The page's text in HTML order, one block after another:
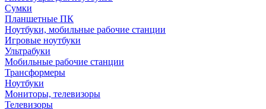
Сумки
Планшетные ПК
Ноутбуки, мобильные рабочие станции
Игровые ноутбуки
Ультрабуки
Мобильные рабочие станции
Трансформеры
Ноутбуки
Мониторы, телевизоры
Телевизоры